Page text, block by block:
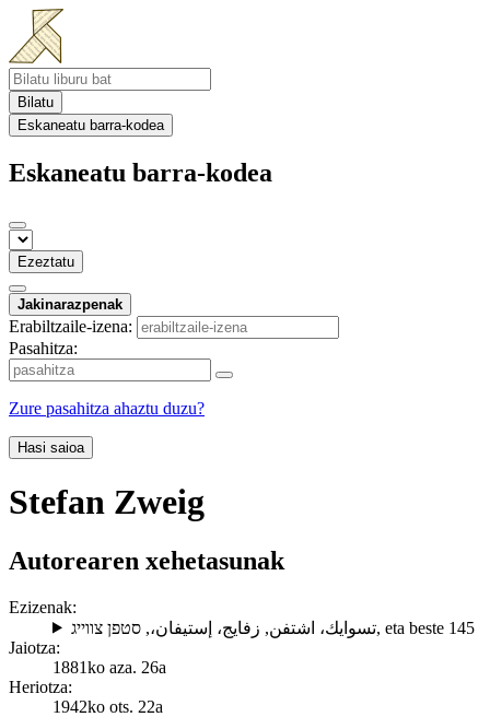
Bilatu
Eskaneatu barra-kodea
Eskaneatu barra-kodea
Ezeztatu
Jakinarazpenak
Erabiltzaile-izena:
Pasahitza:
Zure pasahitza ahaztu duzu?
Hasi saioa
Stefan Zweig
Autorearen xehetasunak
Ezizenak:
تسوايك، اشتفن, زفايج، إستيفان،,סטפן צווייג
, eta beste 145
Jaiotza:
1881ko aza. 26a
Heriotza:
1942ko ots. 22a